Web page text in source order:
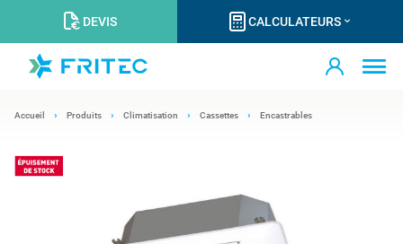
DEVIS CALCULATEURS
Accueil Produits Climatisation Cassettes Encastrables